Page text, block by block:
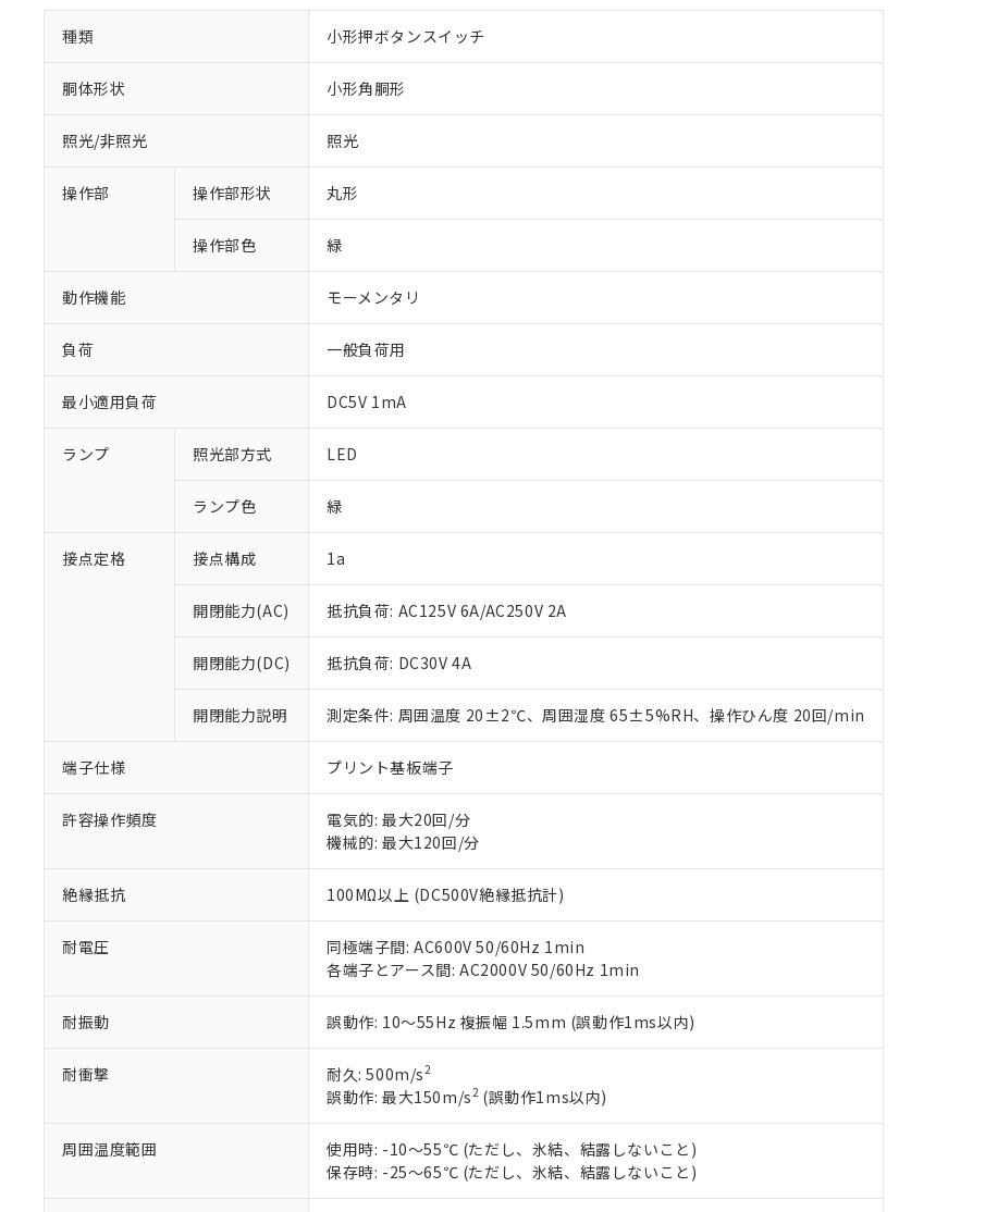
種類 小形押ボタンスイッチ
胴体形状 小形角胴形
照光/非照光 照光
操作部 操作部形状 丸形
操作部色 緑
動作機能 モーメンタリ
負荷 一般負荷用
最小適用負荷 DC5V 1mA
ランプ 照光部方式 LED
ランプ色 緑
接点定格 接点構成 1a
開閉能力(AC) 抵抗負荷: AC125V 6A/AC250V 2A
開閉能力(DC) 抵抗負荷: DC30V 4A
開閉能力説明 測定条件: 周囲温度 20±2℃、周囲湿度 65±5%RH、操作ひん度 20回/min
端子仕様 プリント基板端子
許容操作頻度
電気的: 最大20回/分
機械的: 最大120回/分
絶縁抵抗 100MΩ以上 (DC500V絶縁抵抗計)
耐電圧
同極端子間: AC600V 50/60Hz 1min
各端子とアース間: AC2000V 50/60Hz 1min
耐振動 誤動作: 10～55Hz 複振幅 1.5mm (誤動作1ms以内)
耐衝撃 耐久: 500m/s2
誤動作: 最大150m/s2(誤動作1ms以内)
周囲温度範囲
使用時: -10～55℃ (ただし、氷結、結露しないこと)
保存時: -25～65℃ (ただし、氷結、結露しないこと)
ご利用条件
以下の条件をお読みいただき、同意のうえご利用ください。
本サービスは、当社制御機器事業取扱商品の当社在庫状況および標準価格(税抜)を
くものです。
当社制御機器事業取扱商品の中には、本サービスの対象外となる商品もあることを
在庫状況および標準価格照会結果は、記載している更新日時点での社内データに基
のであり、閲覧された時点での実際の在庫および標準価格とは異なる場合があるこ
正式な納期状況および標準価格はお客様のお取引先、またはお客様担当のオムロン
当社販売員にご相談ください。
オムロン制御機器販売店や当社販売拠点は「販売ネットワーク
」をご確認くださ
在庫状況および標準価格結果を当社の事前の承諾なく第三者に漏洩または開示しな
す。
マイパーツ機能（部品リスト作成サービス）をご利用いただくには、I-Webメンバ
ている必要があります。
が、当社の製品・サービスに関するお客様との取引・商談に必要な範囲で利用する
さい。
※当社の共同利用者とは、"個人情報の共同利用に関して"
※1 対応状況
対応済み：EU RoHS指令（10物質）の非含有に対応した製品が提供可能な商品です。
対応予定：EU RoHS指令（10物質）の非含有に対応した製品に切り替える予定のある商
調査・確認中：EU RoHS指令（10物質）の非含有の対応状況を調査中または確認中の商
非該当品：ライセンス料など無形物で、有害物質有無と関係のない商品です。
があります。
*EU RoHS指令（10物質）：
鉛(Pb) 1000ppm以下、 水銀(Hg) 1000ppm以下、 カドミウム(Cd) 100ppm以下、
六価クロム(Cr(Ⅵ)) 1000ppm以下、ポリ臭化ビフェニル類(PBB) 1000ppm以下、ポリ臭化ジフェニルエーテル類
フタル酸ビス(2-エチルヘキシル) (DEHP)(別名：DOP) 1000ppm以下、フタル酸ブチルベンジル（BBP） 1000ppm
ル（DBP） 1000ppm以下、フタル酸ジイソブチル (DIBP) 1000ppm以下
但し、RoHS指令で産業用監視および制御機器に対する適用除外項目は除く。
フタル酸エステル類の４物質については閾値を超える意図的な使用がないことを確認しています。
※2 対応予定月
部品在庫の切り替え状況などにより、予定月が前後することがあります。
※3 非含有証明書ダウンロード
下記の非含有証明書をダウンロードすることができます。
※1 中国RoHS○×表
「○」：最大均質材料含有率が中国RoHSの基準値以下であることを示します。
「×」：最大均質材料含有率が中国RoHSの基準値を超えていることを示します。
「－」：未確認です。当社販売部門へお問い合わせください。
Pb(鉛) :1000ppm、 Hg(水銀) : 1000ppm、 Cd(カドミウム) : 100ppm、
DEHP(フタル酸ビス(2-エチルヘキシル)) : 1000ppm
※2 環境保護使用期限
「ｅ」：有害物質（10物質）のすべてが基準値以下であることを示します。
「10」：通常の使用状況下において有害物質が外部に漏えいし、環境に深刻な影響を及
味します。
「－」：未確認です。当社販売部門へお問い合わせください。
当社は、これら貴社製品のうち、外国為替および外国貿易法に定める商品（以下｢規
う）を輸出または国外への提供する場合は、日本国政府の輸出許可(または役務取引
などの必要な手続きをとります。
当社は規制貨物を破棄する場合は、完全に破砕するなど、違法に輸出されないよう
置等に一切使用いたしません。
当社は、貴社製品を第三者に販売する場合は、上記1、2および3の内容を当該第三
また当社は、販売先および販売に係わる関係者が違法に輸出するおそれがある場合
たしません。
合意する
記
号
説明
○ 一定数以上の在庫あり
△ 一定数には満たないが在庫あり
－
在庫なし(最新の在庫状況については、お客様のお取引先、またはお客様担当の
機器販売店・当社販売員にご確認ください)
空
白
受注生産機種、また在庫状況の情報を公開していない機種